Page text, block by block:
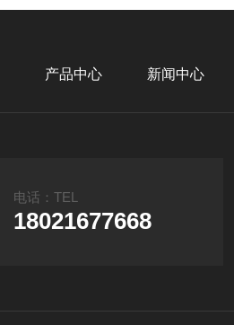
产品中心 新闻中心
电话：TEL
18021677668